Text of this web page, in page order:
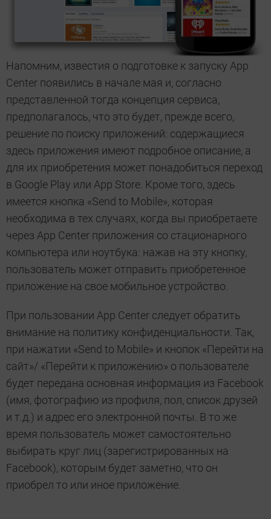
Напомним, известия о подготовке к запуску App
Center появились в начале мая и, согласно
представленной тогда концепция сервиса,
предполагалось, что это будет, прежде всего,
решение по поиску приложений: содержащиеся
здесь приложения имеют подробное описание, а
для их приобретения может понадобиться переход
в Google Play или App Store. Кроме того, здесь
имеется кнопка «Send to Mobile», которая
необходима в тех случаях, когда вы приобретаете
через App Center приложения со стационарного
компьютера или ноутбука: нажав на эту кнопку,
пользователь может отправить приобретенное
приложение на свое мобильное устройство.
При пользовании App Center следует обратить
внимание на политику конфиденциальности. Так,
при нажатии «Send to Mobile» и кнопок «Перейти на
сайт»/ «Перейти к приложению» о пользователе
будет передана основная информация из Facebook
(имя, фотографию из профиля, пол, список друзей
и т.д.) и адрес его электронной почты. В то же
время пользователь может самостоятельно
выбирать круг лиц (зарегистрированных на
Facebook), которым будет заметно, что он
приобрел то или иное приложение.